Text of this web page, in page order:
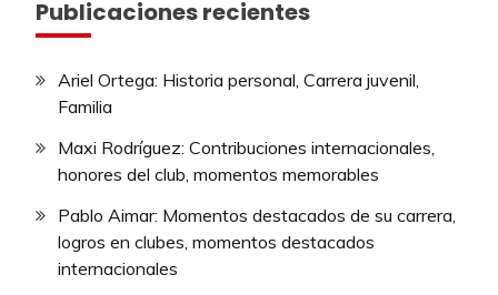
Publicaciones recientes
Ariel Ortega: Historia personal, Carrera juvenil,
Familia
Maxi Rodríguez: Contribuciones internacionales,
honores del club, momentos memorables
Pablo Aimar: Momentos destacados de su carrera,
logros en clubes, momentos destacados
internacionales